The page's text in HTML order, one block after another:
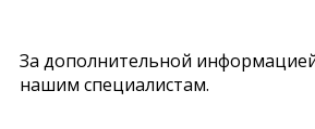
За дополнительной
нашим специалистам.